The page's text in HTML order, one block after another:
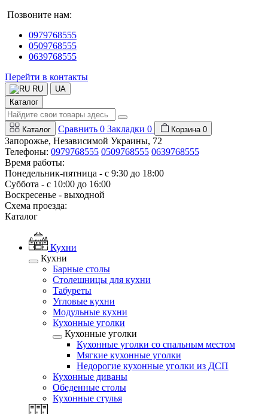
Позвоните нам:
0979768555
0509768555
0639768555
Перейти в контакты
RU
UA
Каталог
Каталог Сравнить 0 Закладки 0 Корзина 0
Запорожье, Независимой Украины, 72
Телефоны: 0979768555 0509768555 0639768555
Время работы:
Понедельник-пятница - с 9:30 до 18:00
Суббота - с 10:00 до 16:00
Воскресенье - выходной
Схема проезда:
Каталог
Кухни
Кухни
Барные столы
Столешницы для кухни
Табуреты
Угловые кухни
Модульные кухни
Кухонные уголки
Кухонные уголки
Кухонные уголки со спальным местом
Мягкие кухонные уголки
Недорогие кухонные уголки из ДСП
Кухонные диваны
Обеденные столы
Кухонные стулья